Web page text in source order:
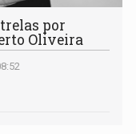
por
Oliveira